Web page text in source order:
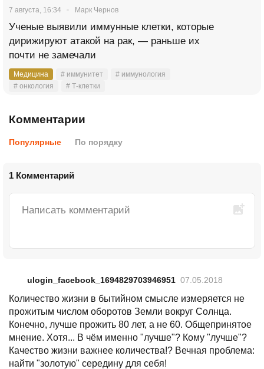
7 августа, 16:34 Марк Чернов
Ученые выявили иммунные клетки, которые
дирижируют атакой на рак, — раньше их
почти не замечали
Медицина # иммунитет
# иммунология
# онкология
# Т-клетки
Комментарии
Популярные По порядку
1 Комментарий
ulogin_facebook_1694829703946951 07.05.2018
Количество жизни в бытийном смысле измеряется не
прожитым числом оборотов Земли вокруг Солнца.
Конечно, лучше прожить 80 лет, а не 60. Общепринятое
мнение. Хотя... В чём именно "лучше"? Кому "лучше"?
Качество жизни важнее количества!? Вечная проблема:
найти "золотую" середину для себя!